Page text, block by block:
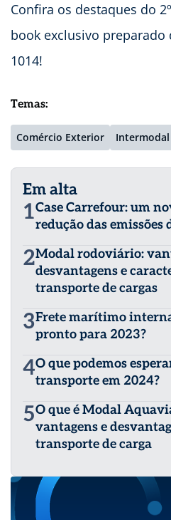
Confira os destaques do
book exclusivo
1014!
Temas:
Comércio Exterior Intermodal
Em alta
1Case Carrefour: um
redução das emissões
2Modal rodoviário:
desvantagens e
transporte de cargas
3Frete marítimo
pronto para 2023?
4O que podemos
transporte em 2024?
5O que é Modal
vantagens e
transporte de carga